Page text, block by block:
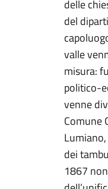
delle
del
valle
misura:
politico-
venne
Comune
dei
1867